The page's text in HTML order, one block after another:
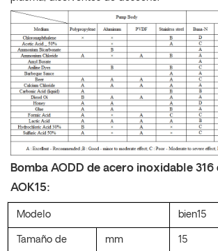
Bomba AODD de acero inoxidable
AOK15:
Modelo bien15
Tamaño de
mm 15